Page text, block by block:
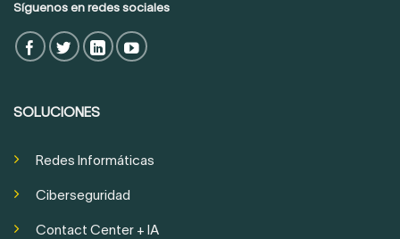
Síguenos en redes sociales
SOLUCIONES
Redes Informáticas
Ciberseguridad
Contact Center + IA